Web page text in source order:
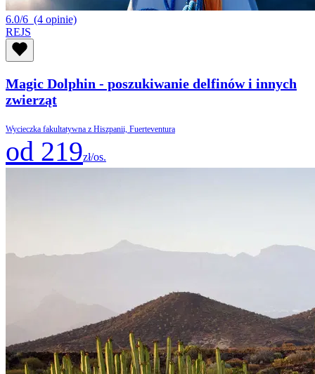
6.0/6 (4 opinie)
REJS
Magic Dolphin - poszukiwanie delfinów i innych
zwierząt
Wycieczka fakultatywna z Hiszpanii, Fuerteventura
od 219zł/os.